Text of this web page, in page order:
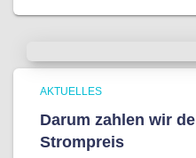
AKTUELLES
Darum zahlen wir
Strompreis